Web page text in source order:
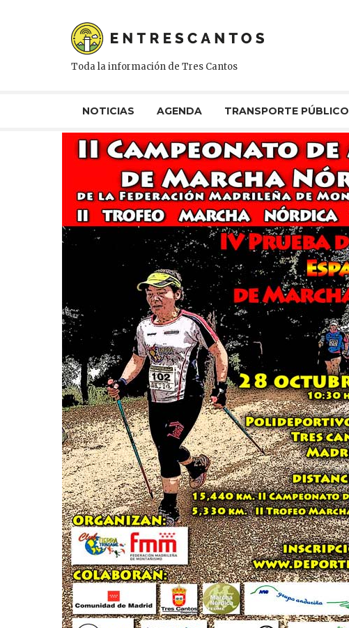
Toda la información de Tres Cantos
NOTICIAS AGENDA TRANSPORTE PÚBLICO